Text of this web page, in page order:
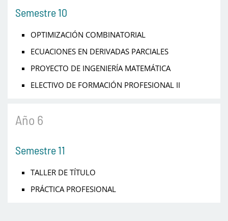
Semestre 10
OPTIMIZACIÓN COMBINATORIAL
ECUACIONES EN DERIVADAS PARCIALES
PROYECTO DE INGENIERÍA MATEMÁTICA
ELECTIVO DE FORMACIÓN PROFESIONAL II
Año 6
Semestre 11
TALLER DE TÍTULO
PRÁCTICA PROFESIONAL